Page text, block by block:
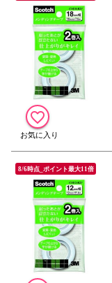
8/6時点_ポイント最大11倍